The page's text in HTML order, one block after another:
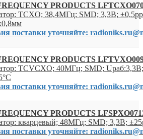
PRODUCTS
TCXO; 38,4МГц; SMD; 3,3В;
поставки уточняйте:
PRODUCTS
TCVCXO; 40МГц; SMD;
поставки уточняйте:
PRODUCTS
кварцевый; 48МГц; SMD; 3,3В;
поставки уточняйте: